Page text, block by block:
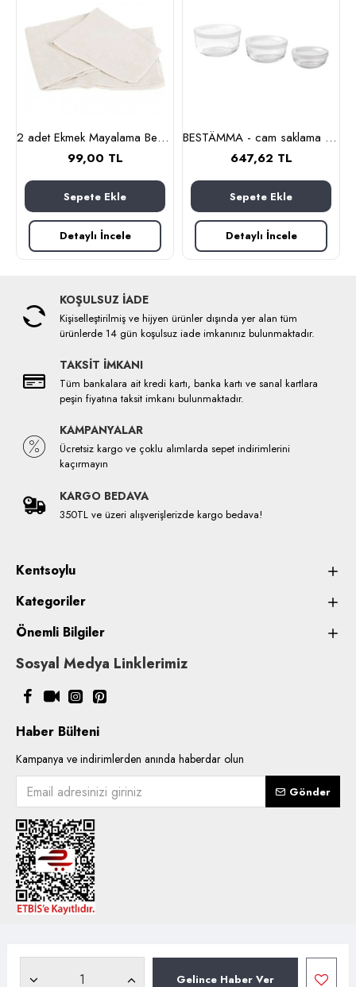
Gelince Haber Ver
2 adet Ekmek Mayalama Bezi 50x70 cm, %100 Pamuk Amerikan Pasa Bezi
99,00 TL
Sepete Ekle
Detaylı İncele
BESTÄMMA - cam saklama kabı seti (cam)
647,62 TL
Sepete Ekle
Detaylı İncele
KOŞULSUZ İADE
Kişiselleştirilmiş ve hijyen ürünler dışında yer alan tüm
ürünlerde 14 gün koşulsuz iade imkanınız bulunmaktadır.
TAKSİT İMKANI
Tüm bankalara ait kredi kartı, banka kartı ve sanal kartlara
peşin fiyatına taksit imkanı bulunmaktadır.
KAMPANYALAR
Ücretsiz kargo ve çoklu alımlarda sepet indirimlerini
kaçırmayın
KARGO BEDAVA
350TL ve üzeri alışverişlerizde kargo bedava!
Kentsoylu
Kategoriler
Önemli Bilgiler
Sosyal Medya Linklerimiz
Haber Bülteni
Kampanya ve indirimlerden anında haberdar olun
Gönder